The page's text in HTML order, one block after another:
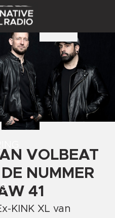
VOLBEAT
NUMMER
41
KINK XL van